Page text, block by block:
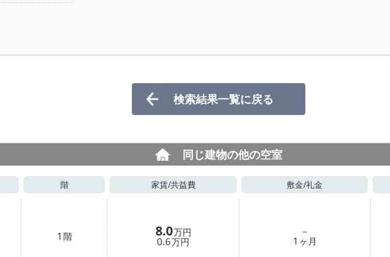
検索結果一覧に戻る
同じ建物の他の空室
階 家賃/共益費 敷金/礼金
1 階 8.0万円
0.6万円
－
1 ヶ月